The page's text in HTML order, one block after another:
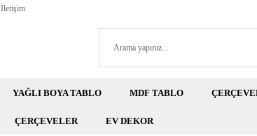
İletişim
YAĞLI BOYA TABLO MDF TABLO
ÇERÇEVELER EV DEKOR